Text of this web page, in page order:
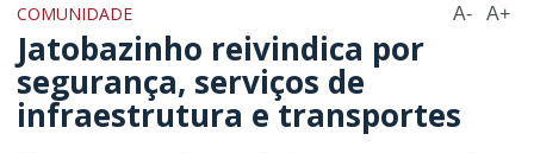
COMUNIDADE A- A+
Jatobazinho reivindica por
segurança, serviços de
infraestrutura e transportes